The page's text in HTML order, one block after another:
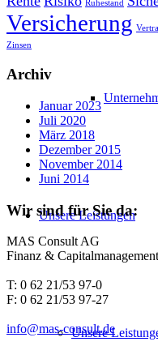
Unsere Leistungen
Unsere
Ruhestand
Versicherung
Zinsen
Archiv
Januar 2023
Juli 2020
März 2018
Dezember 2015
November 2014
Juni 2014
Wir sind für Sie da:
MAS Consult AG
Finanz & Capitalmanagement
T: 0 62 21/53 97-0
F: 0 62 21/53 97-27
info@mas-consult.de